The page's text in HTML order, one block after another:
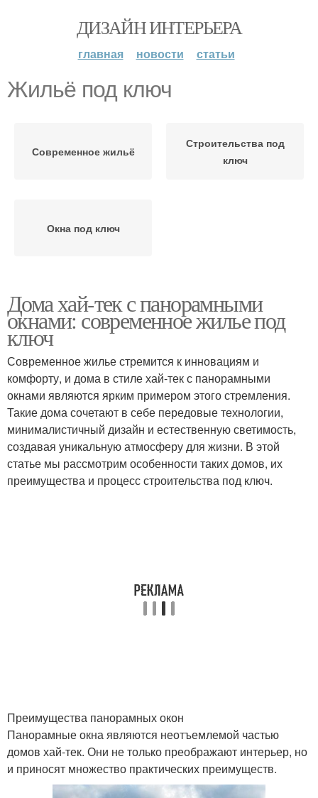
ДИЗАЙН ИНТЕРЬЕРА
главная новости статьи
Жильё под ключ
Современное жильё
Строительства под
ключ
Окна под ключ
Дома хай-тек с панорамными
окнами: современное жилье под
ключ
Современное жилье стремится к инновациям и
комфорту, и дома в стиле хай-тек с панорамными
окнами являются ярким примером этого стремления.
Такие дома сочетают в себе передовые технологии,
минималистичный дизайн и естественную светимость,
создавая уникальную атмосферу для жизни. В этой
статье мы рассмотрим особенности таких домов, их
преимущества и процесс строительства под ключ.
Преимущества панорамных окон
Панорамные окна являются неотъемлемой частью
домов хай-тек. Они не только преображают интерьер, но
и приносят множество практических преимуществ.